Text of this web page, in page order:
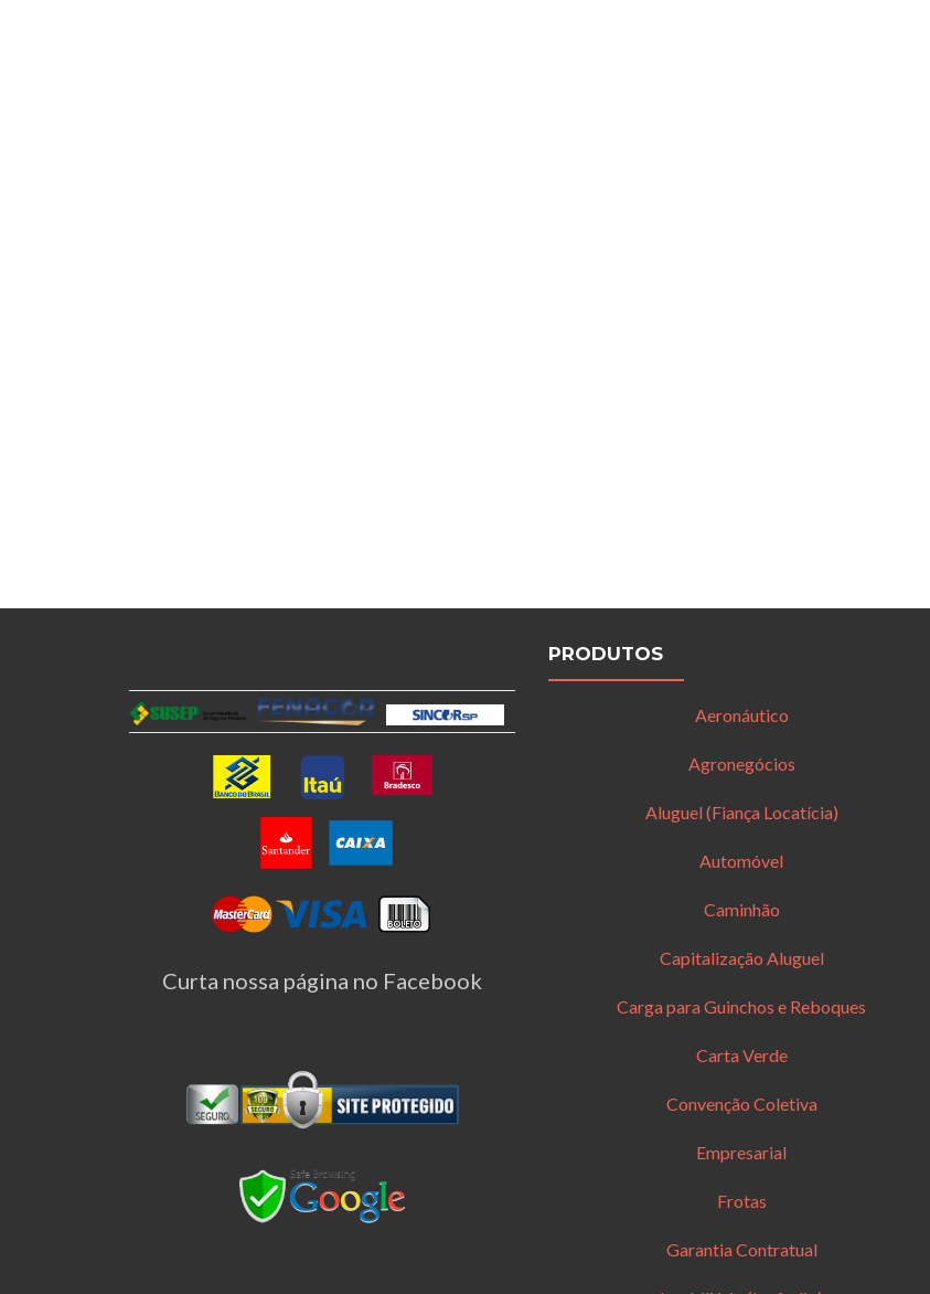
Curta nossa página no Facebook
PRODUTOS
Aeronáutico
Agronegócios
Aluguel (Fiança Locatícia)
Automóvel
Caminhão
Capitalização Aluguel
Carga para Guinchos e Reboques
Carta Verde
Convenção Coletiva
Empresarial
Frotas
Garantia Contratual